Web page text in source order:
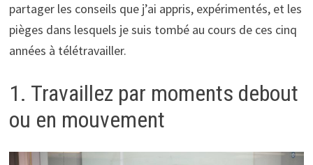
partager les conseils que j’ai appris, expérimentés, et les
pièges dans lesquels je suis tombé au cours de ces cinq
années à télétravailler.
1. Travaillez par moments debout
ou en mouvement